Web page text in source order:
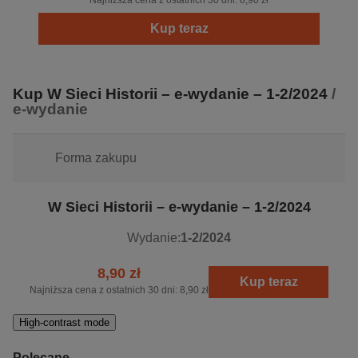
Kup teraz
Kup W Sieci Historii – e-wydanie – 1-2/2024 /
e-wydanie
Forma zakupu
W Sieci Historii – e-wydanie – 1-2/2024
Wydanie:1-2/2024
8,90 zł
Najniższa cena z ostatnich 30 dni: 8,90 zł
Kup teraz
High-contrast mode